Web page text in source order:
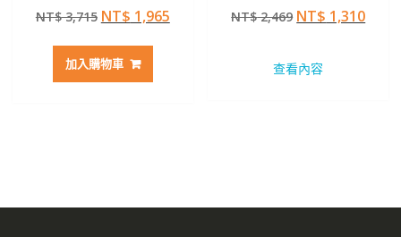
5.00
滿分 5
NT$3,715 原
價
格：
NT$ 1,965目
加入購物車
5.00
滿分 5
NT$2,469 原
格：
NT$ 1,310目
查看內容